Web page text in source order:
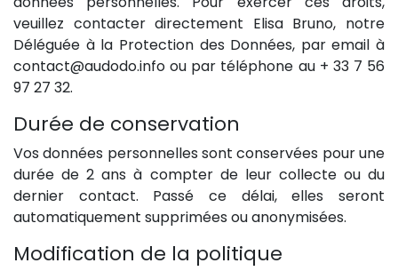
veuillez contacter directement Elisa Bruno, notre
Déléguée à la Protection des Données, par email à
contact@audodo.info ou par téléphone au + 33 7 56
97 27 32.
Durée de conservation
Vos données personnelles sont conservées pour une
durée de 2 ans à compter de leur collecte ou du
dernier contact. Passé ce délai, elles seront
automatiquement supprimées ou anonymisées.
Modification de la politique